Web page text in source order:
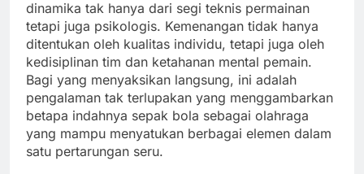
dinamika tak hanya dari segi teknis permainan
tetapi juga psikologis. Kemenangan tidak hanya
ditentukan oleh kualitas individu, tetapi juga oleh
kedisiplinan tim dan ketahanan mental pemain.
Bagi yang menyaksikan langsung, ini adalah
pengalaman tak terlupakan yang menggambarkan
betapa indahnya sepak bola sebagai olahraga
yang mampu menyatukan berbagai elemen dalam
satu pertarungan seru.